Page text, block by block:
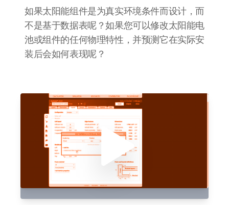
如果太阳能组件是为真实环境条件而设计，而
不是基于数据表呢？如果您可以修改太阳能电
池或组件的任何物理特性，并预测它在实际安
装后会如何表现呢？